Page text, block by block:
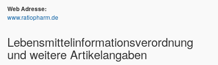
Web Adresse:
www.ratiopharm.de
Lebensmittel­informations­verordnung
und weitere Artikelangaben